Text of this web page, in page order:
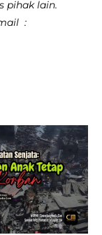
pihak lain.
: